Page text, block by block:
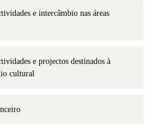
e intercâmbio nas áreas
e projectos destinados à
cultural